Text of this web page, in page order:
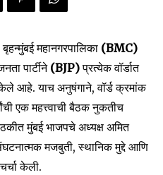
महानगरपालिका (BMC)
पार्टीने (BJP)प्रत्येक वॉर्डात
आहे. याच अनुषंगाने, वॉर्ड क्रमांक
एक महत्त्वाची बैठक नुकतीच
मुंबई भाजपचे अध्यक्ष अमित
मजबुती, स्थानिक मुद्दे आणि
केली.